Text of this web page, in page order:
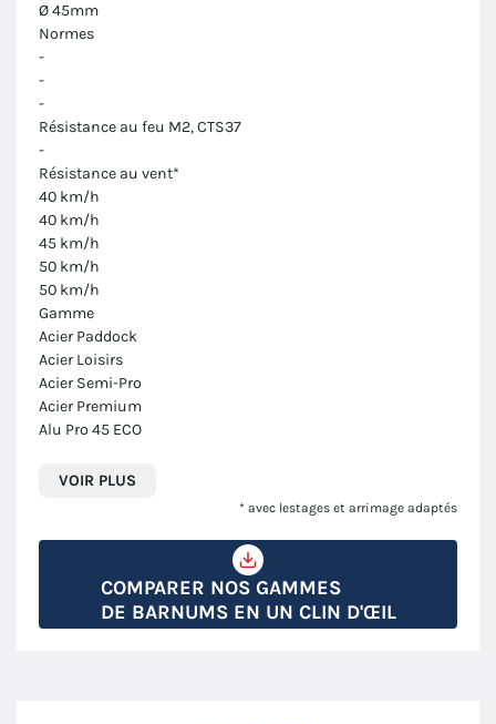
Ø 45mm
Normes
-
-
-
Résistance au feu M2, CTS37
-
Résistance au vent*
40 km/h
40 km/h
45 km/h
50 km/h
50 km/h
Gamme
Acier Paddock
Acier Loisirs
Acier Semi-Pro
Acier Premium
Alu Pro 45 ECO
VOIR PLUS
* avec lestages et arrimage adaptés
COMPARER NOS GAMMES
DE BARNUMS EN UN CLIN D'ŒIL